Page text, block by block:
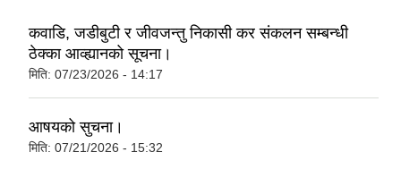
कवाडि, जडीबुटी र जीवजन्तु निकासी कर संकलन सम्बन्धी
ठेक्का आव्ह्यानको सूचना।
मिति: 07/23/2026 - 14:17
आषयको सुचना।
मिति: 07/21/2026 - 15:32